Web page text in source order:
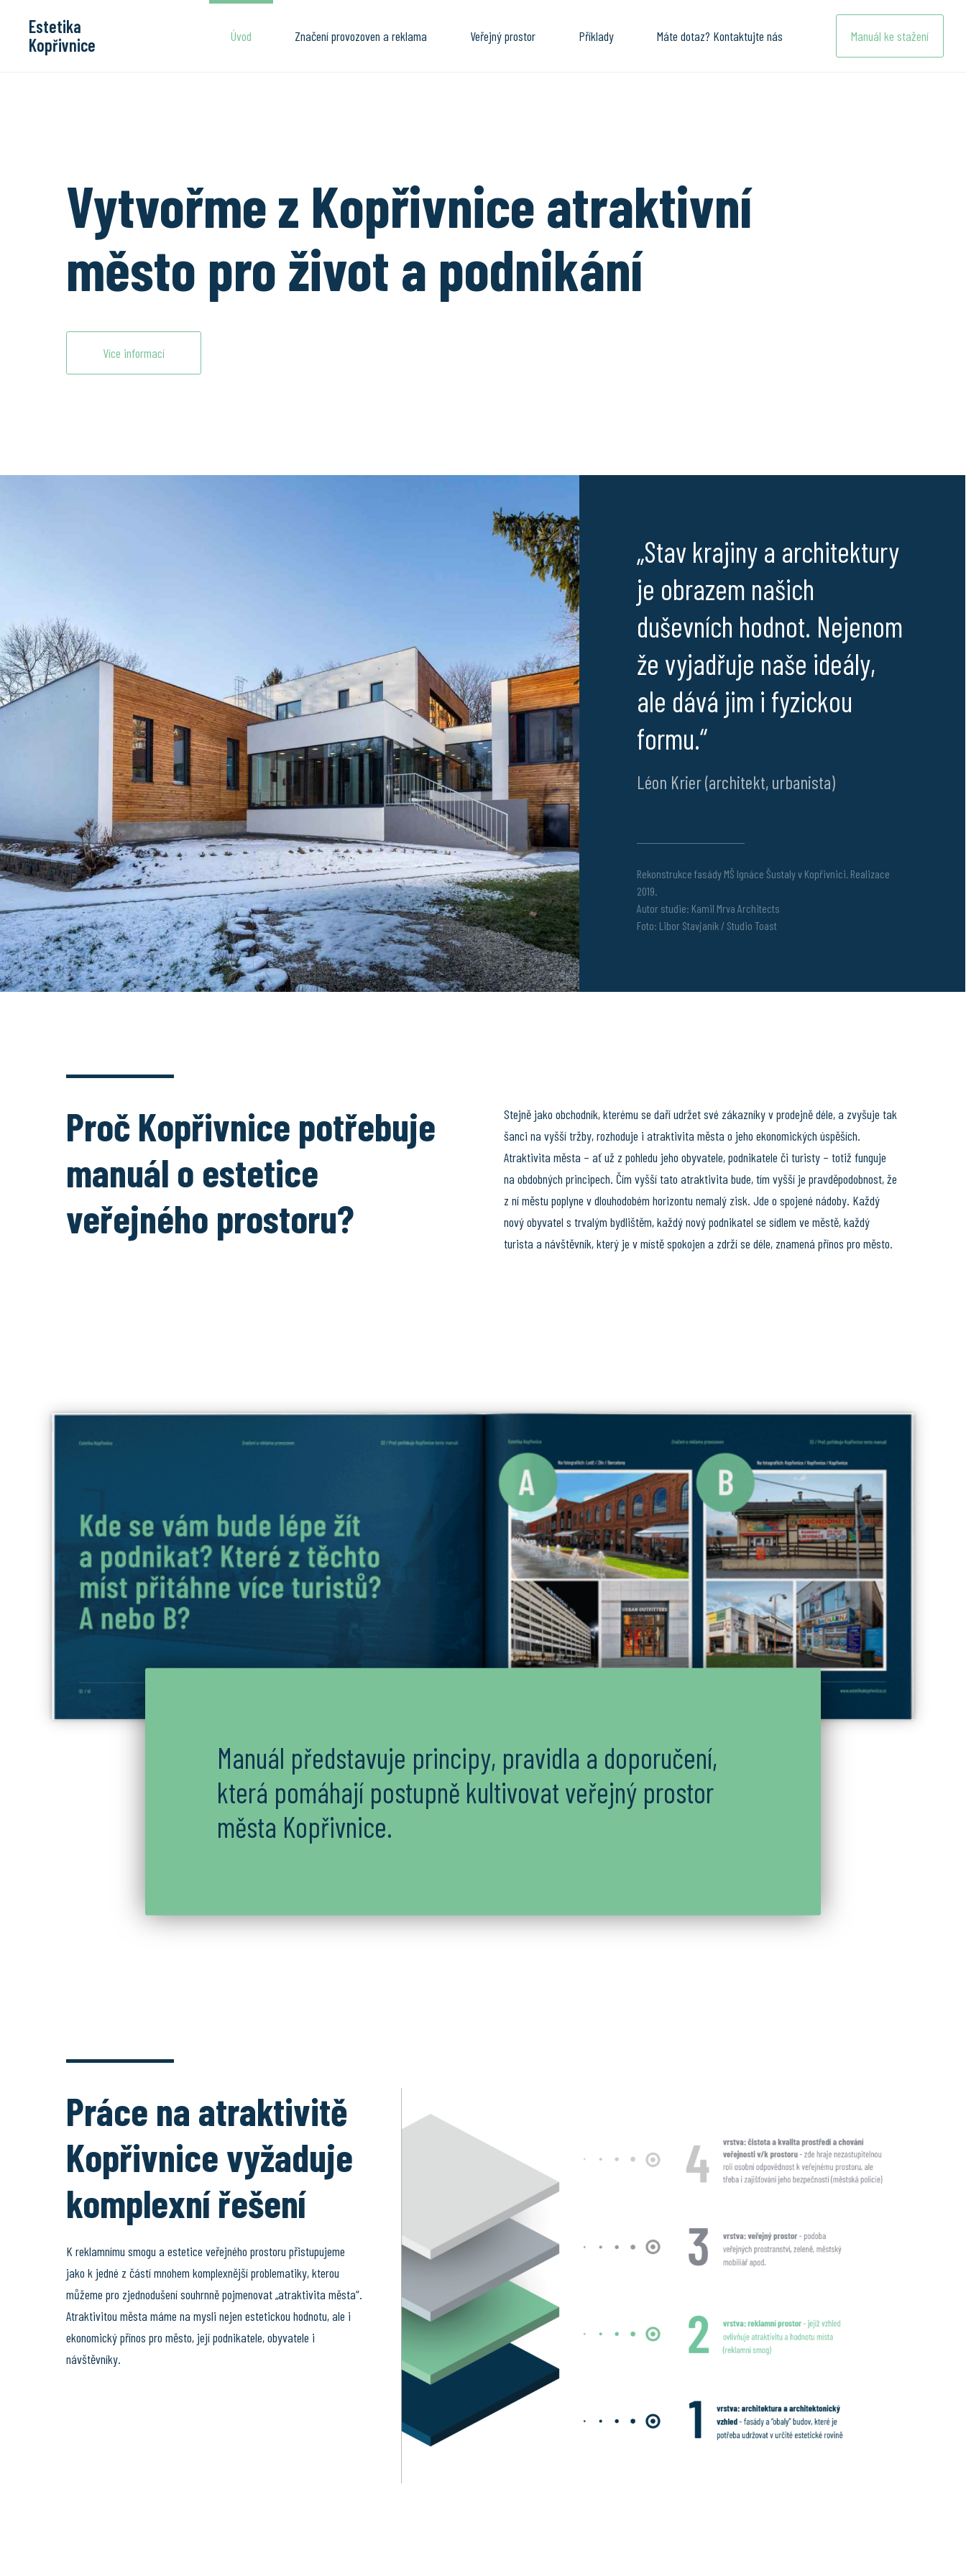
Estetika
Kopřivnice
Úvod Značení provozoven a reklama Veřejný prostor Příklady Máte dotaz? Kontaktujte nás Manuál ke stažení
Vytvořme z Kopřivnice atraktivní
město pro život a podnikání
Více informací
„Stav krajiny a architektury
je obrazem našich
duševních hodnot. Nejenom
že vyjadřuje naše ideály,
ale dává jim i fyzickou
formu.“
Léon Krier (architekt, urbanista)
Rekonstrukce fasády MŠ Ignáce Šustaly v Kopřivnici. Realizace
2019.
Autor studie: Kamil Mrva Architects
Foto: Libor Stavjaník / Studio Toast
Proč Kopřivnice potřebuje
manuál o estetice
veřejného prostoru?
Stejně jako obchodník, kterému se daří udržet své zákazníky v prodejně déle, a zvyšuje tak
šanci na vyšší tržby, rozhoduje i atraktivita města o jeho ekonomických úspěších.
Atraktivita města – ať už z pohledu jeho obyvatele, podnikatele či turisty – totiž funguje
na obdobných principech. Čím vyšší tato atraktivita bude, tím vyšší je pravděpodobnost, že
z ní městu poplyne v dlouhodobém horizontu nemalý zisk. Jde o spojené nádoby. Každý
nový obyvatel s trvalým bydlištěm, každý nový podnikatel se sídlem ve městě, každý
turista a návštěvník, který je v místě spokojen a zdrží se déle, znamená přínos pro město.
Manuál představuje principy, pravidla a doporučení,
která pomáhají postupně kultivovat veřejný prostor
města Kopřivnice.
Práce na atraktivitě
Kopřivnice vyžaduje
komplexní řešení
K reklamnímu smogu a estetice veřejného prostoru přistupujeme
jako k jedné z částí mnohem komplexnější problematiky, kterou
můžeme pro zjednodušení souhrnně pojmenovat „atraktivita města“.
Atraktivitou města máme na mysli nejen estetickou hodnotu, ale i
ekonomický přínos pro město, její podnikatele, obyvatele i
návštěvníky.